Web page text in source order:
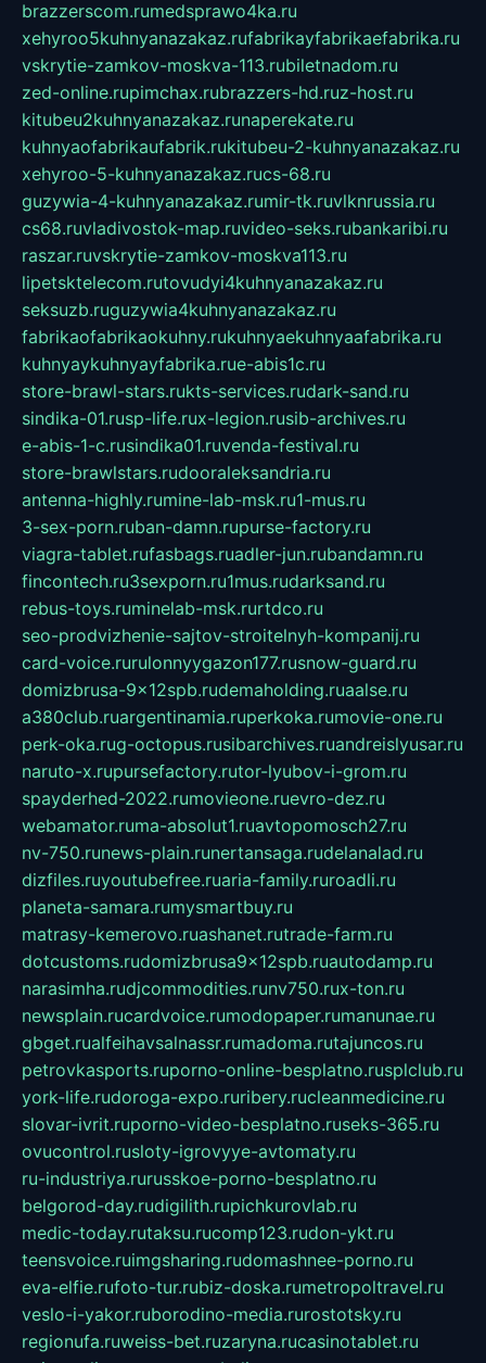
brazzerscom.rumedsprawo4ka.ru
xehyroo5kuhnyanazakaz.rufabrikayfabrikaefabrika.ru
vskrytie-zamkov-moskva-113.rubiletnadom.ru
zed-online.rupimchax.rubrazzers-hd.ruz-host.ru
kitubeu2kuhnyanazakaz.runaperekate.ru
kuhnyaofabrikaufabrik.rukitubeu-2-kuhnyanazakaz.ru
xehyroo-5-kuhnyanazakaz.rucs-68.ru
guzywia-4-kuhnyanazakaz.rumir-tk.ruvlknrussia.ru
cs68.ruvladivostok-map.ruvideo-seks.rubankaribi.ru
raszar.ruvskrytie-zamkov-moskva113.ru
lipetsktelecom.rutovudyi4kuhnyanazakaz.ru
seksuzb.ruguzywia4kuhnyanazakaz.ru
fabrikaofabrikaokuhny.rukuhnyaekuhnyaafabrika.ru
kuhnyaykuhnyayfabrika.rue-abis1c.ru
store-brawl-stars.rukts-services.rudark-sand.ru
sindika-01.rusp-life.rux-legion.rusib-archives.ru
e-abis-1-c.rusindika01.ruvenda-festival.ru
store-brawlstars.rudooraleksandria.ru
antenna-highly.rumine-lab-msk.ru1-mus.ru
3-sex-porn.ruban-damn.rupurse-factory.ru
viagra-tablet.rufasbags.ruadler-jun.rubandamn.ru
fincontech.ru3sexporn.ru1mus.rudarksand.ru
rebus-toys.ruminelab-msk.rurtdco.ru
seo-prodvizhenie-sajtov-stroitelnyh-kompanij.ru
card-voice.rurulonnyygazon177.rusnow-guard.ru
domizbrusa-9x12spb.rudemaholding.ruaalse.ru
a380club.ruargentinamia.ruperkoka.rumovie-one.ru
perk-oka.rug-octopus.rusibarchives.ruandreislyusar.ru
naruto-x.rupursefactory.rutor-lyubov-i-grom.ru
spayderhed-2022.rumovieone.ruevro-dez.ru
webamator.ruma-absolut1.ruavtopomosch27.ru
nv-750.runews-plain.runertansaga.rudelanalad.ru
dizfiles.ruyoutubefree.ruaria-family.ruroadli.ru
planeta-samara.rumysmartbuy.ru
matrasy-kemerovo.ruashanet.rutrade-farm.ru
dotcustoms.rudomizbrusa9x12spb.ruautodamp.ru
narasimha.rudjcommodities.runv750.rux-ton.ru
newsplain.rucardvoice.rumodopaper.rumanunae.ru
gbget.rualfeihavsalnassr.rumadoma.rutajuncos.ru
petrovkasports.ruporno-online-besplatno.rusplclub.ru
york-life.rudoroga-expo.ruribery.rucleanmedicine.ru
slovar-ivrit.ruporno-video-besplatno.ruseks-365.ru
ovucontrol.rusloty-igrovyye-avtomaty.ru
ru-industriya.rurusskoe-porno-besplatno.ru
belgorod-day.rudigilith.rupichkurovlab.ru
medic-today.rutaksu.rucomp123.rudon-ykt.ru
teensvoice.ruimgsharing.rudomashnee-porno.ru
eva-elfie.rufoto-tur.rubiz-doska.rumetropoltravel.ru
veslo-i-yakor.ruborodino-media.rurostotsky.ru
regionufa.ruweiss-bet.ruzaryna.rucasinotablet.ru